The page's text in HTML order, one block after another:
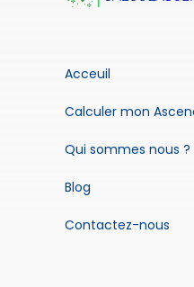
Acceuil
Calculer mon
Qui sommes nous ?
Blog
Contactez-nous